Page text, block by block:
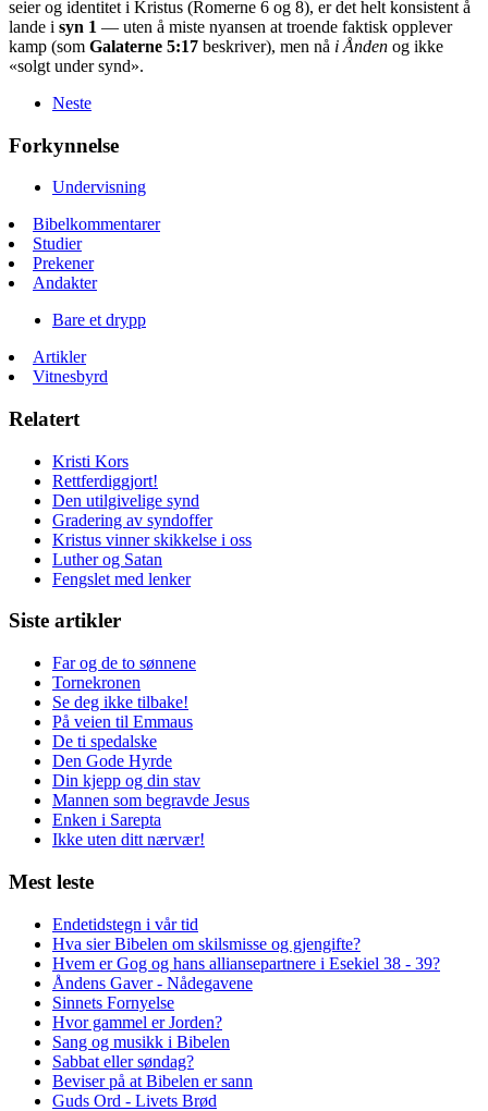
seier og identitet i Kristus (Romerne 6 og 8), er det helt konsistent å
lande i syn 1 — uten å miste nyansen at troende faktisk opplever
kamp (som Galaterne 5:17 beskriver), men nå i Ånden og ikke
«solgt under synd».
Neste
Forkynnelse
Undervisning
Bibelkommentarer
Studier
Prekener
Andakter
Bare et drypp
Artikler
Vitnesbyrd
Relatert
Kristi Kors
Rettferdiggjort!
Den utilgivelige synd
Gradering av syndoffer
Kristus vinner skikkelse i oss
Luther og Satan
Fengslet med lenker
Siste artikler
Far og de to sønnene
Tornekronen
Se deg ikke tilbake!
På veien til Emmaus
De ti spedalske
Den Gode Hyrde
Din kjepp og din stav
Mannen som begravde Jesus
Enken i Sarepta
Ikke uten ditt nærvær!
Mest leste
Endetidstegn i vår tid
Hva sier Bibelen om skilsmisse og gjengifte?
Hvem er Gog og hans alliansepartnere i Esekiel 38 - 39?
Åndens Gaver - Nådegavene
Sinnets Fornyelse
Hvor gammel er Jorden?
Sang og musikk i Bibelen
Sabbat eller søndag?
Beviser på at Bibelen er sann
Guds Ord - Livets Brød